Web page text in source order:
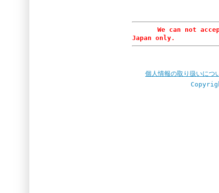
We can not accept
Japan only.
個人情報の取り扱いにつ